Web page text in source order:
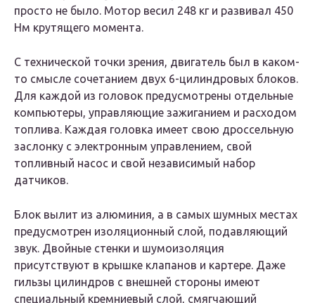
просто не было. Мотор весил 248 кг и развивал 450
Нм крутящего момента.
С технической точки зрения, двигатель был в каком-
то смысле сочетанием двух 6-цилиндровых блоков.
Для каждой из головок предусмотрены отдельные
компьютеры, управляющие зажиганием и расходом
топлива. Каждая головка имеет свою дроссельную
заслонку с электронным управлением, свой
топливный насос и свой независимый набор
датчиков.
Блок вылит из алюминия, а в самых шумных местах
предусмотрен изоляционный слой, подавляющий
звук. Двойные стенки и шумоизоляция
присутствуют в крышке клапанов и картере. Даже
гильзы цилиндров с внешней стороны имеют
специальный кремниевый слой, смягчающий